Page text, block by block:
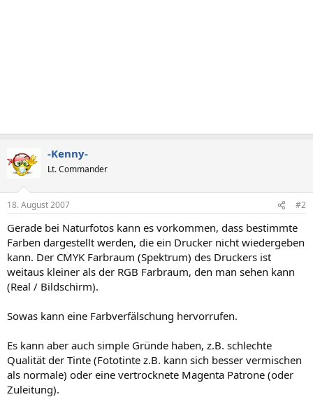
-Kenny-
Lt. Commander
18. August 2007 #2
Gerade bei Naturfotos kann es vorkommen, dass bestimmte
Farben dargestellt werden, die ein Drucker nicht wiedergeben
kann. Der CMYK Farbraum (Spektrum) des Druckers ist
weitaus kleiner als der RGB Farbraum, den man sehen kann
(Real / Bildschirm).
Sowas kann eine Farbverfälschung hervorrufen.
Es kann aber auch simple Gründe haben, z.B. schlechte
Qualität der Tinte (Fototinte z.B. kann sich besser vermischen
als normale) oder eine vertrocknete Magenta Patrone (oder
Zuleitung).